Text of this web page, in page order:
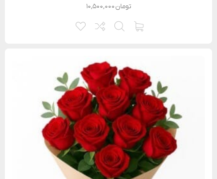
۱۰,۵۰۰,۰۰۰تومان